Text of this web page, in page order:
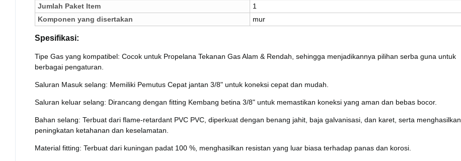
Jumlah Paket Item
1
Komponen yang disertakan
mur
Spesifikasi:
Tipe Gas yang kompatibel: Cocok untuk Propelana Tekanan Gas Alam & Rendah, sehingga menjadikannya pilihan serba guna untuk
berbagai pengaturan.
Saluran Masuk selang: Memiliki Pemutus Cepat jantan 3/8" untuk koneksi cepat dan mudah.
Saluran keluar selang: Dirancang dengan fitting Kembang betina 3/8" untuk memastikan koneksi yang aman dan bebas bocor.
Bahan selang: Terbuat dari flame-retardant PVC PVC, diperkuat dengan benang jahit, baja galvanisasi, dan karet, serta menghasilkan
peningkatan ketahanan dan keselamatan.
Material fitting: Terbuat dari kuningan padat 100 %, menghasilkan resistan yang luar biasa terhadap panas dan korosi.